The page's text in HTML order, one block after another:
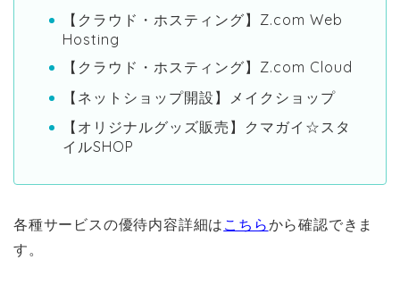
【クラウド・ホスティング】Z.com Web
Hosting
【クラウド・ホスティング】Z.com Cloud
【ネットショップ開設】メイクショップ
【オリジナルグッズ販売】クマガイ☆スタ
イルSHOP
各種サービスの優待内容詳細は こちらから確認できま
す。